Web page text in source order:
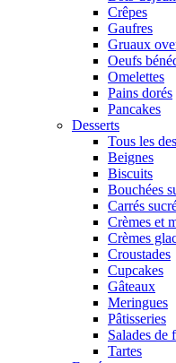
Crêpes
Gaufres
Gruaux
Oeufs
Omelettes
Pains dorés
Pancakes
Desserts
Tous les
Beignes
Biscuits
Bouchées
Carrés
Crèmes et
Crèmes
Croustades
Cupcakes
Gâteaux
Meringues
Pâtisseries
Salades de
Tartes